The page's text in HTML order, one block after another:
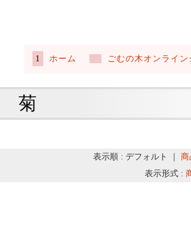
ホーム ごむの木オンライン
菊
表示順 : デフォルト ｜ 商
表示形式 :